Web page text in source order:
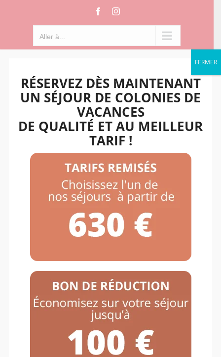
FacebookInstagram
Aller à...
PRIVATISATION &
LOCATION
Gîte de groupe et
Le Domaine de l’Espérance propose
également un gîte de groupe pouvant
accueillir jusqu’à 150 personnes.
Un hébergement insolite avec des tipies et
des roulottes accueillant 24 personnes.
RÉSERVEZ DÈS MAINTENANT
UN SÉJOUR DE COLONIES DE
VACANCES
DE QUALITÉ ET AU MEILLEUR
TARIF !
FERMER